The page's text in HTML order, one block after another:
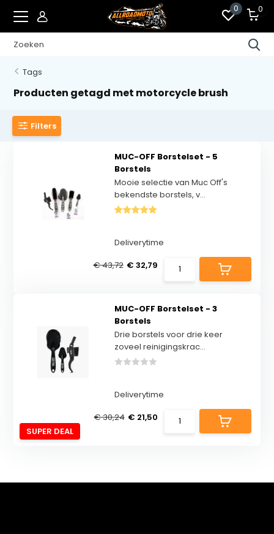
0 0
Tags
Producten getagd met motorcycle brush
Filters
MUC-OFF Borstelset - 5
Borstels
Mooie selectie van Muc Off's
bekendste borstels, v...
Deliverytime
€ 43,72 € 32,79
SUPER DEAL
MUC-OFF Borstelset - 3
Borstels
Drie borstels voor drie keer
zoveel reinigingskrac...
Deliverytime
€ 30,24 € 21,50